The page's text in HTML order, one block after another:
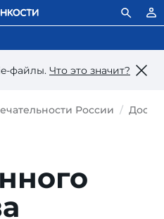
файлы. Что это значит?
России